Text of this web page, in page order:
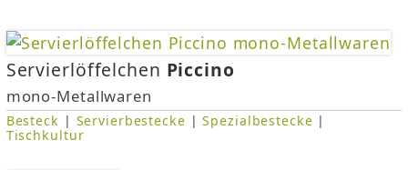
Servierlöffelchen Piccino
mono-Metallwaren
Besteck | Servierbestecke |Spezialbestecke |
Tischkultur